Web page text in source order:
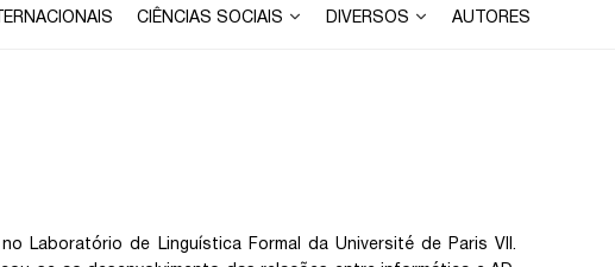
CIÊNCIAS SOCIAIS DIVERSOS AUTORES
Laboratório de Linguística Formal da Université de Paris VII.